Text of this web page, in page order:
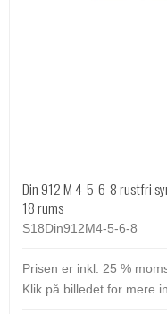
Din 912 M 4-5-6-8 rustfri
18 rums
S18Din912M4-5-6-8
Prisen er inkl. 25 %
Klik på billedet for mere